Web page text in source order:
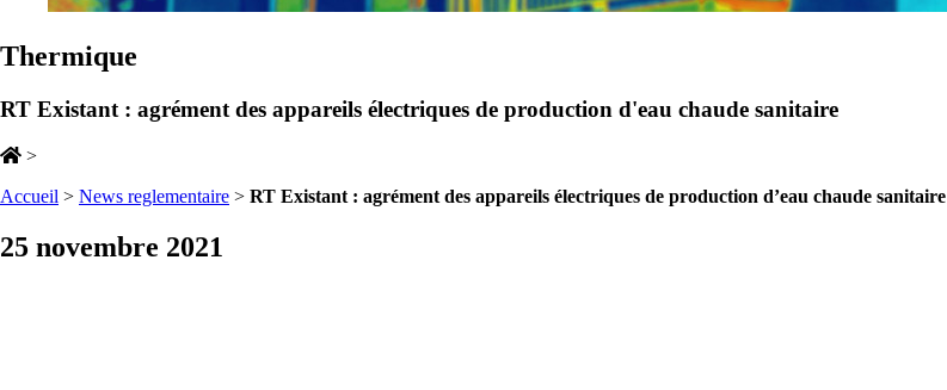
Thermique
RT Existant : agrément des appareils électriques de production d'eau chaude sanitaire
>
Accueil > News reglementaire > RT Existant : agrément des appareils électriques de production d’eau chaude sanitaire
25 novembre 2021